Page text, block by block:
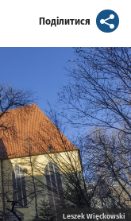
Поділитися artykuł
Leszek Więckowski